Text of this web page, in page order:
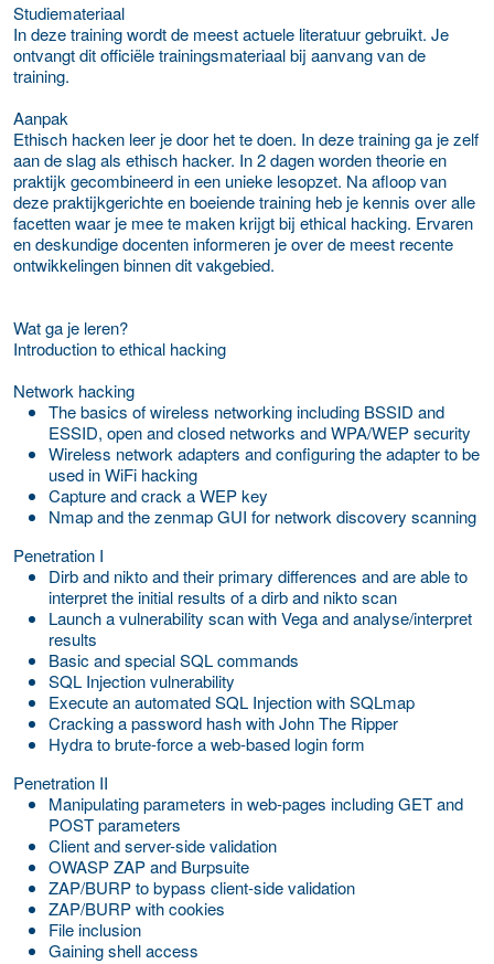
Studiemateriaal
In deze training wordt de meest actuele literatuur gebruikt. Je
ontvangt dit officiële trainingsmateriaal bij aanvang van de
training.
Aanpak
Ethisch hacken leer je door het te doen. In deze training ga je zelf
aan de slag als ethisch hacker. In 2 dagen worden theorie en
praktijk gecombineerd in een unieke lesopzet. Na afloop van
deze praktijkgerichte en boeiende training heb je kennis over alle
facetten waar je mee te maken krijgt bij ethical hacking. Ervaren
en deskundige docenten informeren je over de meest recente
ontwikkelingen binnen dit vakgebied.
Wat ga je leren?
Introduction to ethical hacking
Network hacking
The basics of wireless networking including BSSID and
ESSID, open and closed networks and WPA/WEP security
Wireless network adapters and configuring the adapter to be
used in WiFi hacking
Capture and crack a WEP key
Nmap and the zenmap GUI for network discovery scanning
Penetration I
Dirb and nikto and their primary differences and are able to
interpret the initial results of a dirb and nikto scan
Launch a vulnerability scan with Vega and analyse/interpret
results
Basic and special SQL commands
SQL Injection vulnerability
Execute an automated SQL Injection with SQLmap
Cracking a password hash with John The Ripper
Hydra to brute-force a web-based login form
Penetration II
Manipulating parameters in web-pages including GET and
POST parameters
Client and server-side validation
OWASP ZAP and Burpsuite
ZAP/BURP to bypass client-side validation
ZAP/BURP with cookies
File inclusion
Gaining shell access